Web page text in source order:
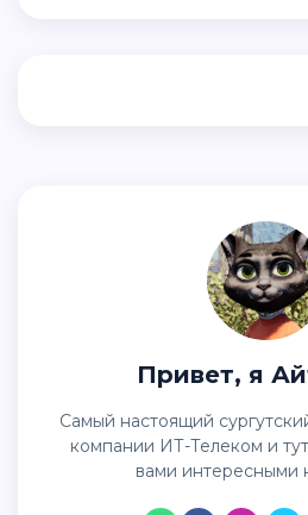
Привет, я
Самый настоящий сургутский лисенок. Я аватар
компании ИТ-Телеком и
вами интересными